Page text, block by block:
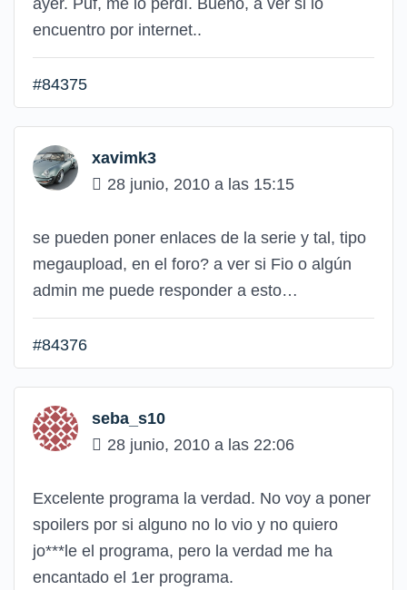
ayer. Puf, me lo perdí. Bueno, a ver si lo
encuentro por internet..
#84375
xavimk3
28 junio, 2010 a las 15:15
se pueden poner enlaces de la serie y tal, tipo
megaupload, en el foro? a ver si Fio o algún
admin me puede responder a esto…
#84376
seba_s10
28 junio, 2010 a las 22:06
Excelente programa la verdad. No voy a poner
spoilers por si alguno no lo vio y no quiero
jo***le el programa, pero la verdad me ha
encantado el 1er programa.